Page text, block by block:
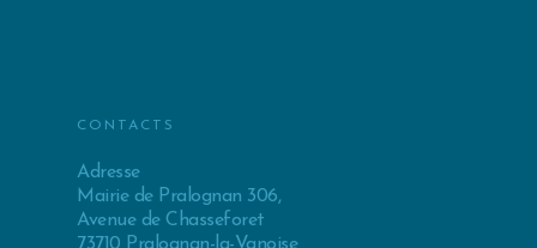
CONTACTS
Adresse
Mairie de Pralognan 306,
Avenue de Chasseforet